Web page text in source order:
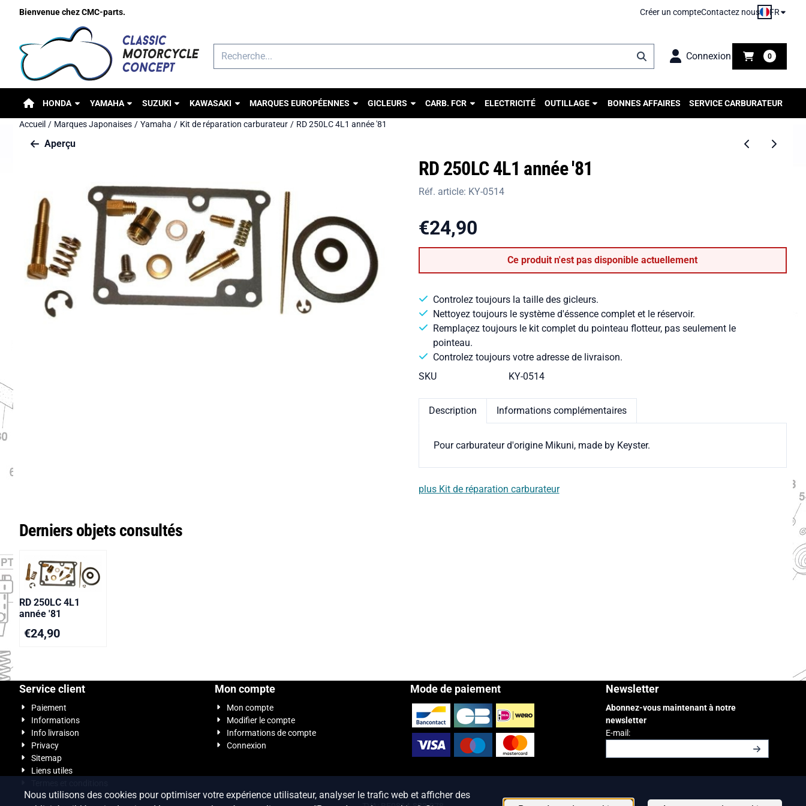
Préférences de cookies disponibles. Choisissez les paramètres ou autorisez tous les cookies.
Bienvenue chez CMC-parts. Créer un compteContactez nous FR
Rechercher
Connexion 0
HONDA YAMAHA SUZUKI KAWASAKI MARQUES EUROPÉENNES GICLEURS CARB. FCR ELECTRICITÉ OUTILLAGE BONNES AFFAIRES SERVICE CARBURATEUR
Accueil / Marques Japonaises / Yamaha / Kit de réparation carburateur / RD 250LC 4L1 année '81
Aperçu
RD 250LC 4L1 année '81
Réf. article: KY-0514
€24,90
Ce produit n'est pas disponible actuellement
Controlez toujours la taille des gicleurs.
Nettoyez toujours le système d'éssence complet et le réservoir.
Remplaçez toujours le kit complet du pointeau flotteur, pas seulement le
pointeau.
Controlez toujours votre adresse de livraison.
SKU
KY-0514
Description Informations complémentaires
Pour carburateur d'origine Mikuni, made by Keyster.
plus Kit de réparation carburateur
Derniers objets consultés
RD 250LC 4L1
année '81
€24,90
Service client
Paiement
Informations
Info livraison
Privacy
Sitemap
Liens utiles
Mon compte
Mon compte
Modifier le compte
Informations de compte
Connexion
Mode de paiement Newsletter
Abonnez-vous maintenant à notre
newsletter
E-mail:Saisissez votre adresse e-mail pour la
Nous utilisons des cookies pour optimiser votre expérience utilisateur, analyser le trafic web et afficher des